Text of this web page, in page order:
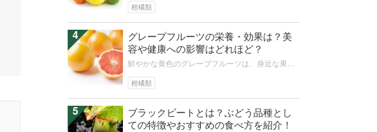
柑橘類
ざまです。今回の記事では、16種類...
4
柑橘類
グレープフルーツの栄養・効果は？美
容や健康への影響はどれほど？
鮮やかな黄色のグレープフルーツは、身近な果物
が含まれており、グレープフルーツも...
5
ブラックビートとは？ぶどう品種とし
ての特徴やおすすめの食べ方を紹介！